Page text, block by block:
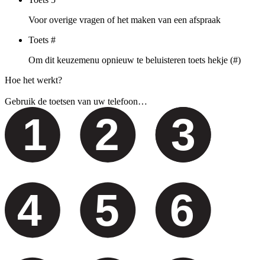
Voor overige vragen of het maken van een afspraak
Toets #
Om dit keuzemenu opnieuw te beluisteren toets hekje (#)
Hoe het werkt?
Gebruik de toetsen van uw telefoon…
1 2
3
4
5 6